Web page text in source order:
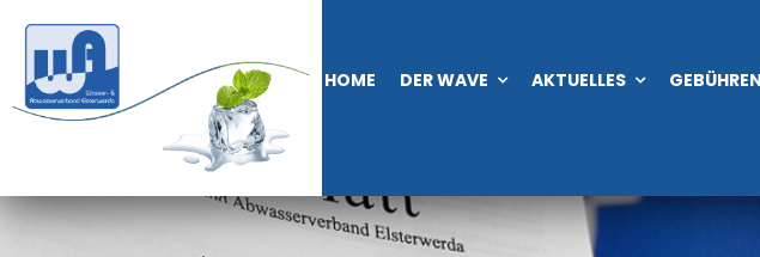
Zum
Inhalt
springen
HOME DER WAVE AKTUELLES GEBÜHREN